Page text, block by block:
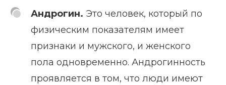
Андрогин. Это человек, который по
физическим показателям имеет
признаки и мужского, и женского
пола одновременно. Андрогинность
проявляется в том, что люди имеют